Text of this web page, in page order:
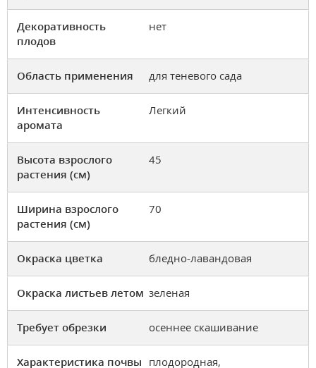
Декоративность
плодов
нет
Область применения для теневого сада
Интенсивность
аромата
Легкий
Высота взрослого
растения (см)
45
Ширина взрослого
растения (см)
70
Окраска цветка бледно-лавандовая
Окраска листьев летом зеленая
Требует обрезки осеннее скашивание
Характеристика почвы плодородная,